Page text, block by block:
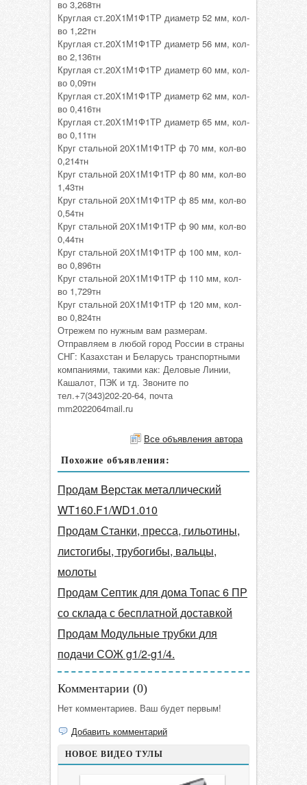
во 3,268тн
Круглая ст.20Х1М1Ф1ТР диаметр 52 мм, кол-
во 1,22тн
Круглая ст.20Х1М1Ф1ТР диаметр 56 мм, кол-
во 2,136тн
Круглая ст.20Х1М1Ф1ТР диаметр 60 мм, кол-
во 0,09тн
Круглая ст.20Х1М1Ф1ТР диаметр 62 мм, кол-
во 0,416тн
Круглая ст.20Х1М1Ф1ТР диаметр 65 мм, кол-
во 0,11тн
Круг стальной 20Х1М1Ф1ТР ф 70 мм, кол-во
0,214тн
Круг стальной 20Х1М1Ф1ТР ф 80 мм, кол-во
1,43тн
Круг стальной 20Х1М1Ф1ТР ф 85 мм, кол-во
0,54тн
Круг стальной 20Х1М1Ф1ТР ф 90 мм, кол-во
0,44тн
Круг стальной 20Х1М1Ф1ТР ф 100 мм, кол-
во 0,896тн
Круг стальной 20Х1М1Ф1ТР ф 110 мм, кол-
во 1,729тн
Круг стальной 20Х1М1Ф1ТР ф 120 мм, кол-
во 0,824тн
Отрежем по нужным вам размерам.
Отправляем в любой город России в страны
СНГ: Казахстан и Беларусь транспортными
компаниями, такими как: Деловые Линии,
Кашалот, ПЭК и тд. Звоните по
тел.+7(343)202-20-64, почта
mm2022064mail.ru
Все объявления автора
Похожие объявления:
Продам Верстак металлический
WT160.F1/WD1.010
Продам Станки, пресса, гильотины,
листогибы, трубогибы, вальцы,
молоты
Продам Септик для дома Топас 6 ПР
со склада с бесплатной доставкой
Продам Модульные трубки для
подачи СОЖ g1/2-g1/4.
Комментарии (0)
Нет комментариев. Ваш будет первым!
Добавить комментарий
НОВОЕ ВИДЕО ТУЛЫ